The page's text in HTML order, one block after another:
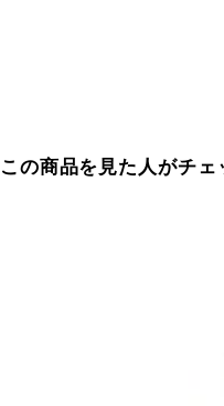
この商品を見た人がチ